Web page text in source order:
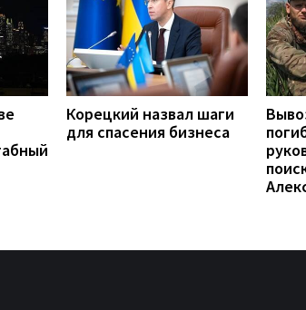
Корецкий назвал шаги
для спасения бизнеса